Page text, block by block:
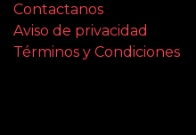
Contactanos
Aviso de privacidad
Términos y Condiciones